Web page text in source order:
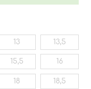
13 13,5
15,5 16
18 18,5